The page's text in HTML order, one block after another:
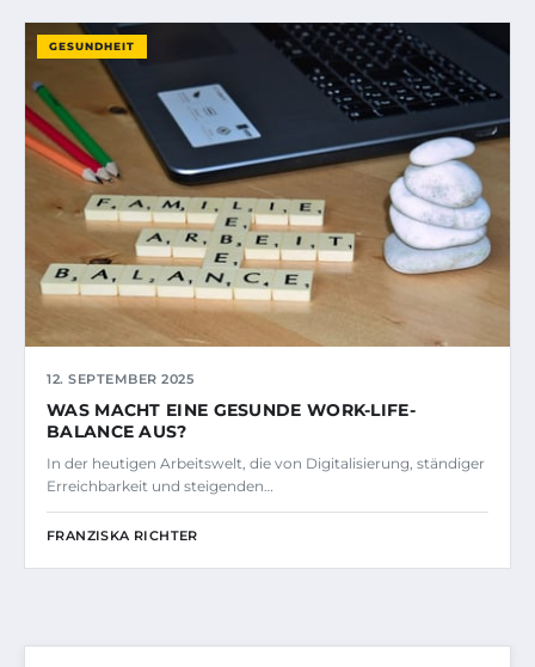
GESUNDHEIT
12. SEPTEMBER 2025
WAS MACHT EINE GESUNDE WORK-LIFE-
BALANCE AUS?
In der heutigen Arbeitswelt, die von Digitalisierung, ständiger
Erreichbarkeit und steigenden…
FRANZISKA RICHTER